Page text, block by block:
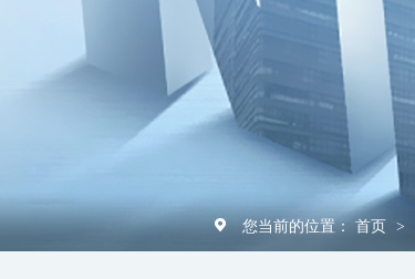
您当前的位置： 首页 >